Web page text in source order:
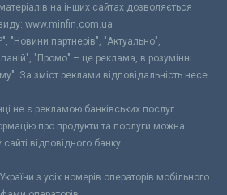
на інших сайтах дозволяється
www.minfin.com.ua
"Новини партнерів", "Актуально",
"Промо" – це реклама, в розумінні
За зміст реклами відповідальність несе
не є рекламою банківських послуг.
про продукти та послуги можна
відповідного банку.
з усіх номерів операторів мобільного